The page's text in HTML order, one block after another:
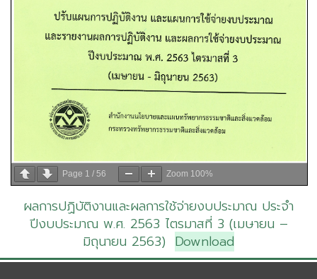
Page 1 / 56 Zoom 100%
ผลการปฏิบัติงานและผลการใช้จ่ายงบประมาณ ประจำ
ปีงบประมาณ พ.ศ. 2563 ไตรมาสที่ 3 (เมษายน –
มิถุนายน 2563) Download